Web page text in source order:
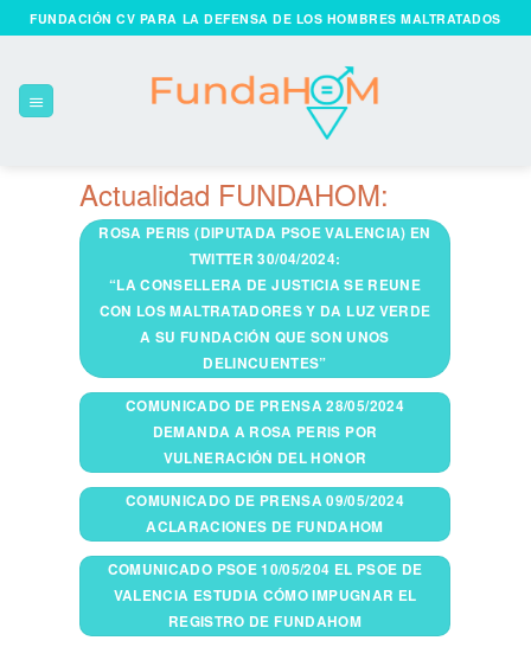
Skip
to
FUNDACIÓN CV PARA LA DEFENSA DE LOS HOMBRES MALTRATADOS
Actualidad FUNDAHOM:
ROSA PERIS (DIPUTADA PSOE VALENCIA) EN
TWITTER 30/04/2024:
“LA CONSELLERA DE JUSTICIA SE REUNE
CON LOS MALTRATADORES Y DA LUZ VERDE
A SU FUNDACIÓN QUE SON UNOS
DELINCUENTES”
COMUNICADO DE PRENSA 28/05/2024
DEMANDA A ROSA PERIS POR
VULNERACIÓN DEL HONOR
COMUNICADO DE PRENSA 09/05/2024
ACLARACIONES DE FUNDAHOM
COMUNICADO PSOE 10/05/204 EL PSOE DE
VALENCIA ESTUDIA CÓMO IMPUGNAR EL
REGISTRO DE FUNDAHOM